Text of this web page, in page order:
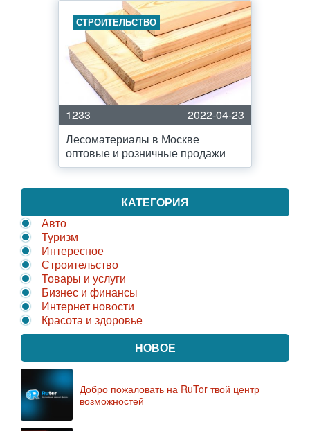
СТРОИТЕЛЬСТВО
1233
2022-04-23
Лесоматериалы в Москве
оптовые и розничные продажи
КАТЕГОРИЯ
Авто
Туризм
Интересное
Строительство
Товары и услуги
Бизнес и финансы
Интернет новости
Красота и здоровье
НОВОЕ
Добро пожаловать на RuTor твой центр
возможностей